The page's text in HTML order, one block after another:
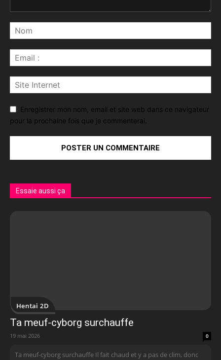
Enregistrer mon nom, email et site web dans ce navigateur
pour la prochaine fois que je commenterai.
Essaie aussi ça
Hentai 2D
Ta meuf-cyborg surchauffe
19 mai 2026 0
Ta meuf-cyborg surchauffe Il fait chaud et y a pas de clim, donc